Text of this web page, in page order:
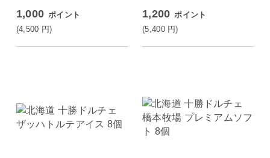
1,000 ポイント
(4,500 円)
1,200 ポイント
(5,400 円)